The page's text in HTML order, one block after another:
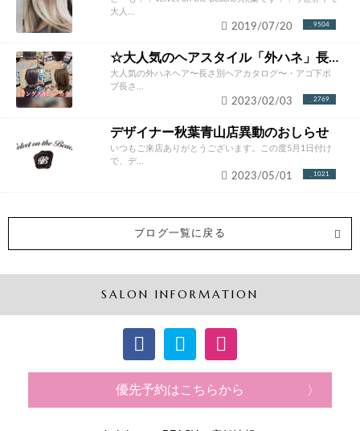
大人...
9504
2019/07/20
☆大人気のヘアスタイル「外ハネ」長さ別ヘアカタログ☆
大人気の外ハネヘア〜長さ別ヘアカタログ〜・アゴ下ボ
ブ長さ...
2769
2023/02/03
デザイナー秋葉青山店異動のおしらせ
いつもご来店ありがとうございます。この度5月1日付け
で、デ...
1021
2023/05/01
ブログ一覧に戻る
SALON INFORMATION
優先予約はこちらから